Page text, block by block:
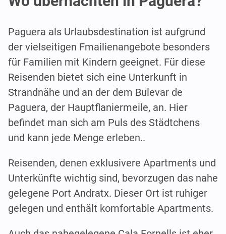
Paguera als Urlaubsdestination ist aufgrund
der vielseitigen Fmailienangebote besonders
für Familien mit Kindern geeignet. Für diese
Reisenden bietet sich eine Unterkunft in
Strandnähe und an der dem Bulevar de
Paguera, der Hauptflaniermeile, an. Hier
befindet man sich am Puls des Städtchens
und kann jede Menge erleben..
Reisenden, denen exklusivere Apartments und
Unterkünfte wichtig sind, bevorzugen das nahe
gelegene Port Andratx. Dieser Ort ist ruhiger
gelegen und enthält komfortable Apartments.